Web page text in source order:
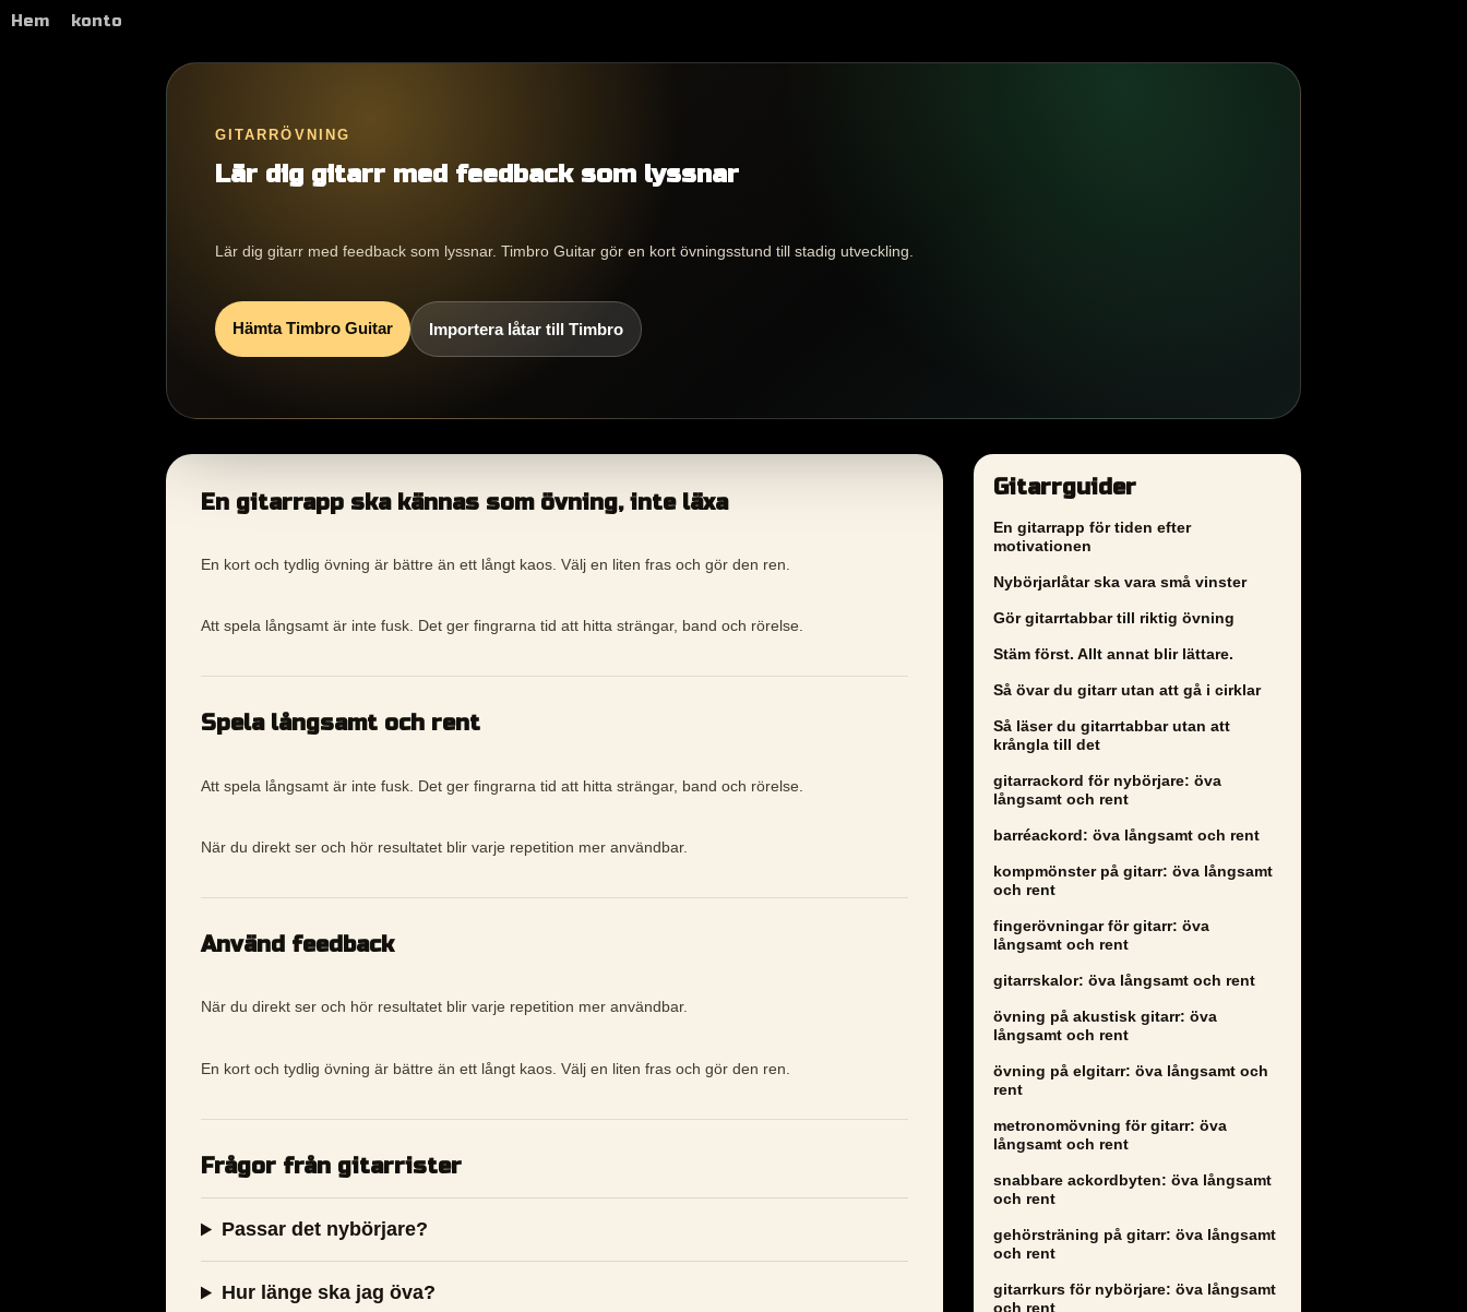
Hem konto
GITARRÖVNING
Lär dig gitarr med feedback som lyssnar
Lär dig gitarr med feedback som lyssnar. Timbro Guitar gör en kort övningsstund till stadig utveckling.
Hämta Timbro Guitar Importera låtar till Timbro
En gitarrapp ska kännas som övning, inte läxa
En kort och tydlig övning är bättre än ett långt kaos. Välj en liten fras och gör den ren.
Att spela långsamt är inte fusk. Det ger fingrarna tid att hitta strängar, band och rörelse.
Spela långsamt och rent
Att spela långsamt är inte fusk. Det ger fingrarna tid att hitta strängar, band och rörelse.
När du direkt ser och hör resultatet blir varje repetition mer användbar.
Använd feedback
När du direkt ser och hör resultatet blir varje repetition mer användbar.
En kort och tydlig övning är bättre än ett långt kaos. Välj en liten fras och gör den ren.
Frågor från gitarrister
Passar det nybörjare?
Hur länge ska jag öva?
Gitarrguider
En gitarrapp för tiden efter
motivationen
Nybörjarlåtar ska vara små vinster
Gör gitarrtabbar till riktig övning
Stäm först. Allt annat blir lättare.
Så övar du gitarr utan att gå i cirklar
Så läser du gitarrtabbar utan att
krångla till det
gitarrackord för nybörjare: öva
långsamt och rent
barréackord: öva långsamt och rent
kompmönster på gitarr: öva långsamt
och rent
fingerövningar för gitarr: öva
långsamt och rent
gitarrskalor: öva långsamt och rent
övning på akustisk gitarr: öva
långsamt och rent
övning på elgitarr: öva långsamt och
rent
metronomövning för gitarr: öva
långsamt och rent
snabbare ackordbyten: öva långsamt
och rent
gehörsträning på gitarr: öva långsamt
och rent
gitarrkurs för nybörjare: öva långsamt
och rent